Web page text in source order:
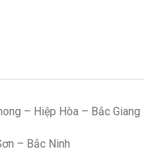
– Hiệp Hòa – Bắc Giang
– Bắc Ninh